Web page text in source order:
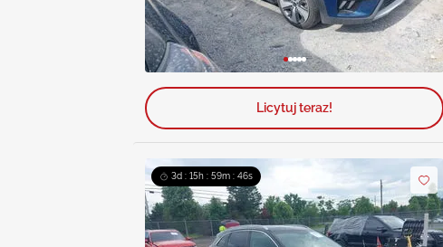
Licytuj teraz!
3d : 15h : 59m : 45s